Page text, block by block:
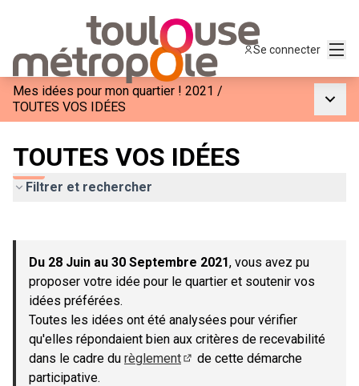
Se connecter
Mes idées pour mon quartier ! 2021 /
TOUTES VOS IDÉES
TOUTES VOS IDÉES
Filtrer et rechercher
−
Du 28 Juin au 30 Septembre 2021, vous avez pu
proposer votre idée pour le quartier et soutenir vos
idées préférées.
Toutes les idées ont été analysées pour vérifier
qu'elles répondaient bien aux critères de recevabilité
dans le cadre du règlement
de cette démarche
participative.